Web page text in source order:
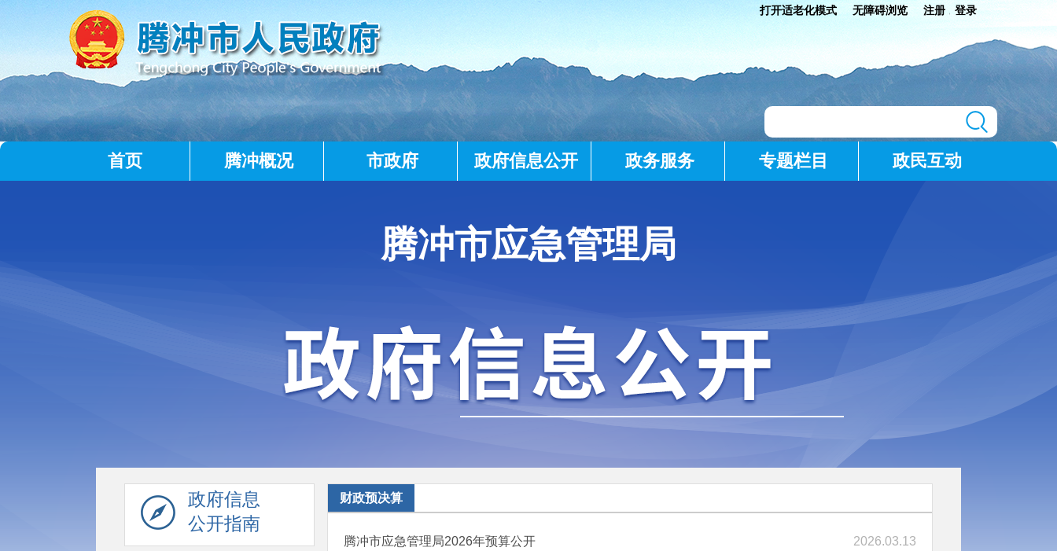
打开适老化模式 无障碍浏览 注册 登录
首页 腾冲概况 市政府 政府信息公开 政务服务 专题栏目 政民互动
腾冲市应急管理局
政府信息
公开指南
财政预决算
腾冲市应急管理局2026年预算公开 2026.03.13